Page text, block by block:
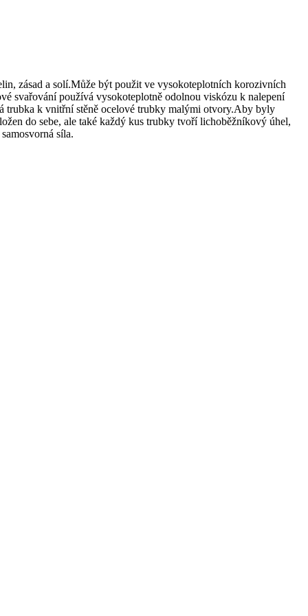
zásad a solí.Může být použit ve vysokoteplotních korozivních
svařování používá vysokoteplotně odolnou viskózu k nalepení
trubka k vnitřní stěně ocelové trubky malými otvory.Aby byly
do sebe, ale také každý kus trubky tvoří lichoběžníkový úhel,
síla.